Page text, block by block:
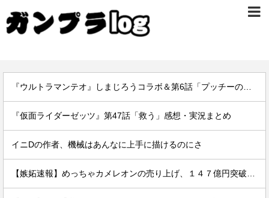
『仮面ライダーゼッツ』第47話「救う」感想・実況まとめ
イニDの作者、機械はあんなに上手に描けるのにさ